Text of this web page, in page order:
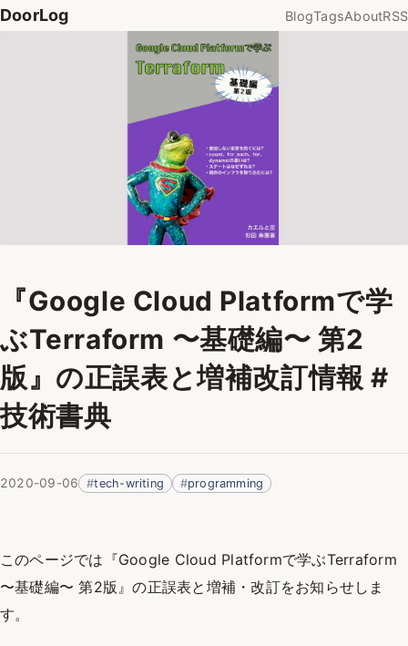
DoorLog BlogTagsAboutRSS
『Google Cloud Platformで学
ぶTerraform 〜基礎編〜 第2
版』の正誤表と増補改訂情報 #
技術書典
2020-09-06 tech-writing programming
このページでは『Google Cloud Platformで学ぶTerraform
〜基礎編〜 第2版』の正誤表と増補・改訂をお知らせしま
す。